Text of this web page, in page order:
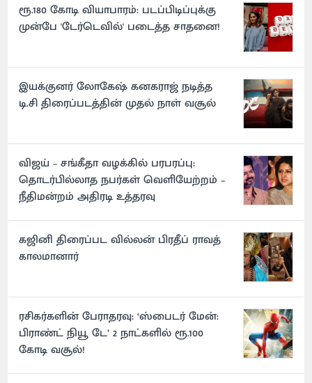
ரூ.180 கோடி வியாபாரம்: படப்பிடிப்புக்கு
முன்பே 'டேர்டெவில்' படைத்த சாதனை!
இயக்குனர் லோகேஷ் கனகராஜ் நடித்த
டி.சி திரைப்படத்தின் முதல் நாள் வசூல்
விஜய் – சங்கீதா வழக்கில் பரபரப்பு:
தொடர்பில்லாத நபர்கள் வெளியேற்றம் –
நீதிமன்றம் அதிரடி உத்தரவு
கஜினி திரைப்பட வில்லன் பிரதீப் ராவத்
காலமானார்
ரசிகர்களின் பேராதரவு: ‘ஸ்பைடர் மேன்:
பிராண்ட் நியூ டே’ 2 நாட்களில் ரூ.100
கோடி வசூல்!